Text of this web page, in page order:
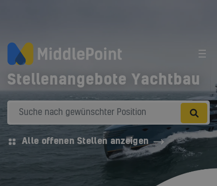
Stellenangebote Yachtbau
Alle offenen Stellen anzeigen